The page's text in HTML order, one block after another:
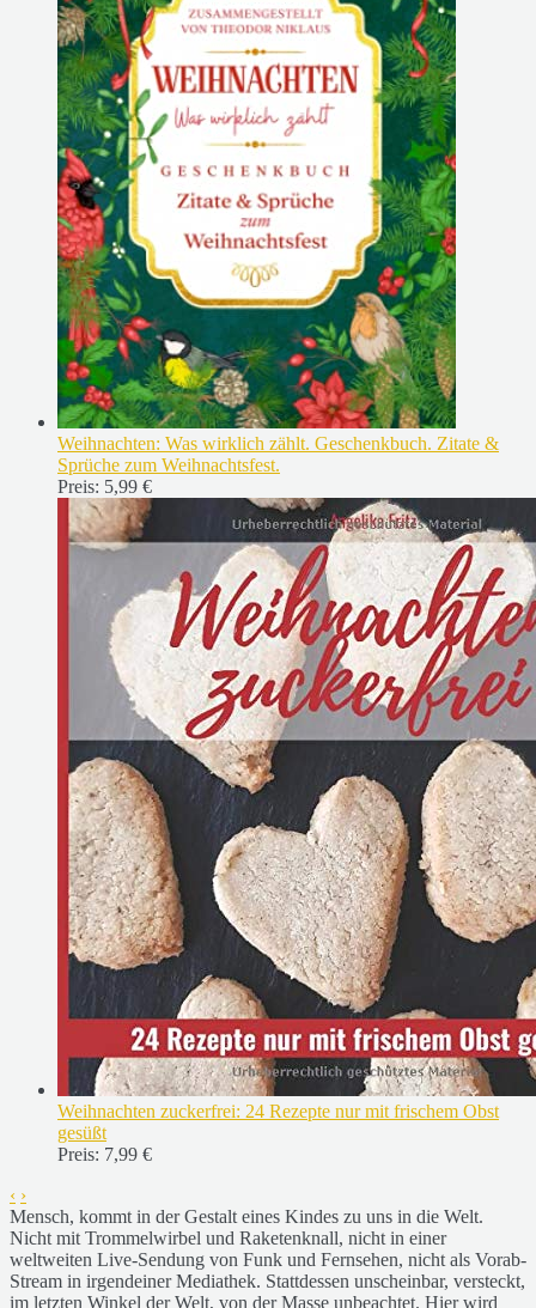
Weihnachten: Was wirklich zählt. Geschenkbuch. Zitate &
Sprüche zum Weihnachtsfest.
Preis: 5,99 €
Weihnachten zuckerfrei: 24 Rezepte nur mit frischem Obst
gesüßt
Preis: 7,99 €
‹ ›
Mensch, kommt in der Gestalt eines Kindes zu uns in die Welt.
Nicht mit Trommelwirbel und Raketenknall, nicht in einer
weltweiten Live-Sendung von Funk und Fernsehen, nicht als Vorab-
Stream in irgendeiner Mediathek. Stattdessen unscheinbar, versteckt,
im letzten Winkel der Welt, von der Masse unbeachtet. Hier wird